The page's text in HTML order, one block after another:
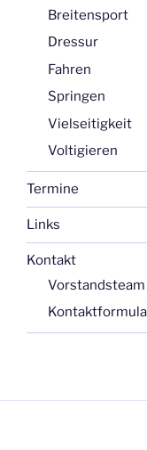
Breitensport
Dressur
Fahren
Springen
Vielseitigkeit
Voltigieren
Termine
Links
Kontakt
Vorstandsteam